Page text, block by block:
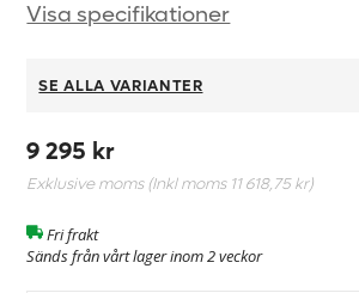
Visa specifikationer
SE ALLA VARIANTER
9 295 kr
Exklusive moms (Inkl moms 11 618,75 kr)
Fri frakt
Sänds från vårt lager inom 2 veckor